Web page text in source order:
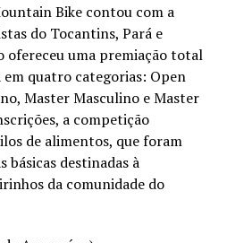
Bike contou com a
do Tocantins, Pará e
ofereceu uma premiação total
quatro categorias: Open
Master Masculino e Master
a competição
de alimentos, que foram
básicas destinadas à
da comunidade do